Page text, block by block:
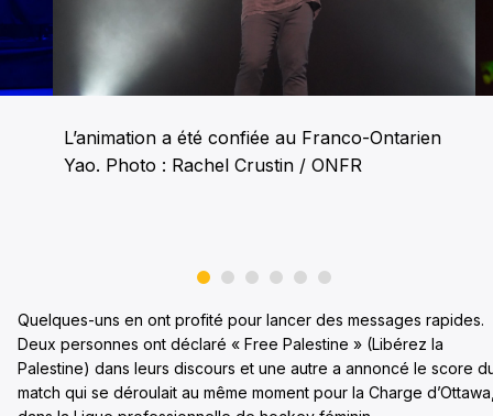
L’animation a été confiée au Franco-Ontarien
Yao. Photo : Rachel Crustin / ONFR
Quelques-uns en ont profité pour lancer des messages rapides.
Deux personnes ont déclaré « Free Palestine » (Libérez la
Palestine) dans leurs discours et une autre a annoncé le score
match qui se déroulait au même moment pour la Charge